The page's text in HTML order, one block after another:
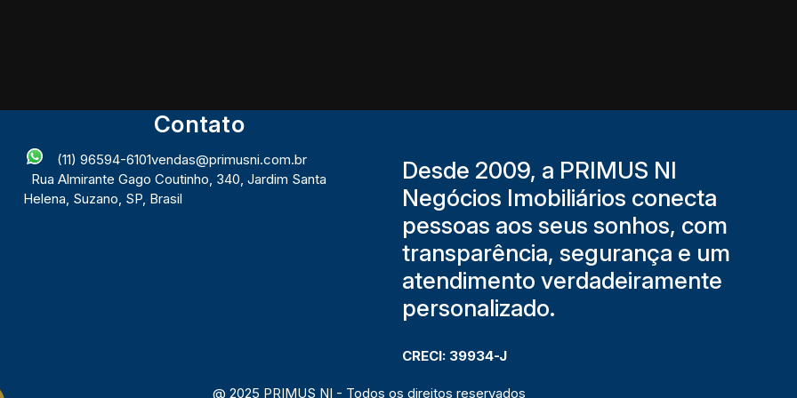
Contato
(11) 96594-6101vendas@primusni.com.br
Rua Almirante Gago Coutinho, 340, Jardim Santa
Helena, Suzano, SP, Brasil
Desde 2009, a PRIMUS NI
Negócios Imobiliários conecta
pessoas aos seus sonhos, com
transparência, segurança e um
atendimento verdadeiramente
personalizado.
CRECI: 39934-J
@ 2025 PRIMUS NI - Todos os direitos reservados